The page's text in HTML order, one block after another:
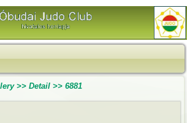
>>Detail >>6881